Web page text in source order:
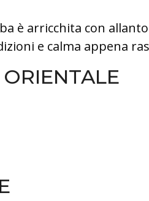
è arricchita con
e calma appena